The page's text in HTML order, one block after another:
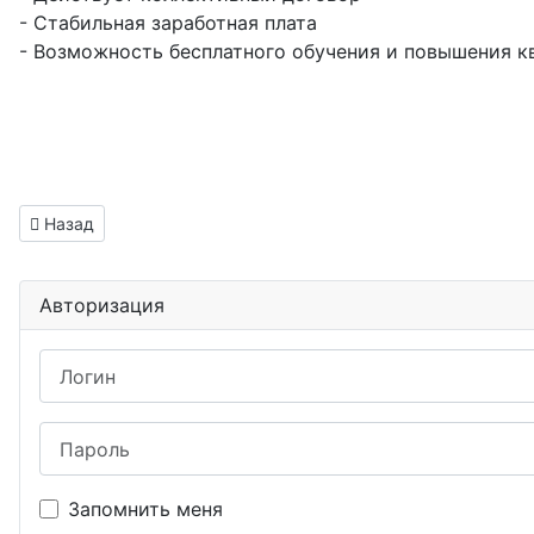
- Стабильная заработная плата
- Возможность бесплатного обучения и повышения
Предыдущий: Инженер по наладке и испытаниям вакансия
Назад
Авторизация
Запомнить меня